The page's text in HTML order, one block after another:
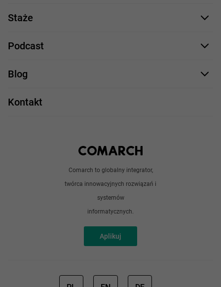
Comarch to globalny integrator,
twórca innowacyjnych rozwiązań i
systemów
informatycznych.
Aplikuj
Profile zawodowe
Formularz aplikacyjny
.NET
C++
Doświadczeni programiści
Staże
Staże IT
Podcast
Comarch Careers
Blog
Praca w IT
Kontakt